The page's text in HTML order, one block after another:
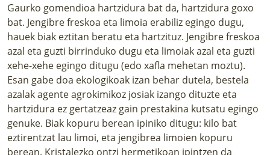
Gaurko gomendioa hartzidura bat da, hartzidura goxo
bat. Jengibre freskoa eta limoia erabiliz egingo dugu,
hauek biak eztitan beratu eta hartzituz. Jengibre freskoa
azal eta guzti birrinduko dugu eta limoiak azal eta guzti
xehe-xehe egingo ditugu (edo xafla mehetan moztu).
Esan gabe doa ekologikoak izan behar dutela, bestela
azalak agente agrokimikoz josiak izango dituzte eta
hartzidura ez gertatzeaz gain prestakina kutsatu egingo
genuke. Biak kopuru berean ipiniko ditugu: kilo bat
eztirentzat lau limoi, eta jengibrea limoien kopuru
berean. Kristalezko ontzi hermetikoan ipintzen da